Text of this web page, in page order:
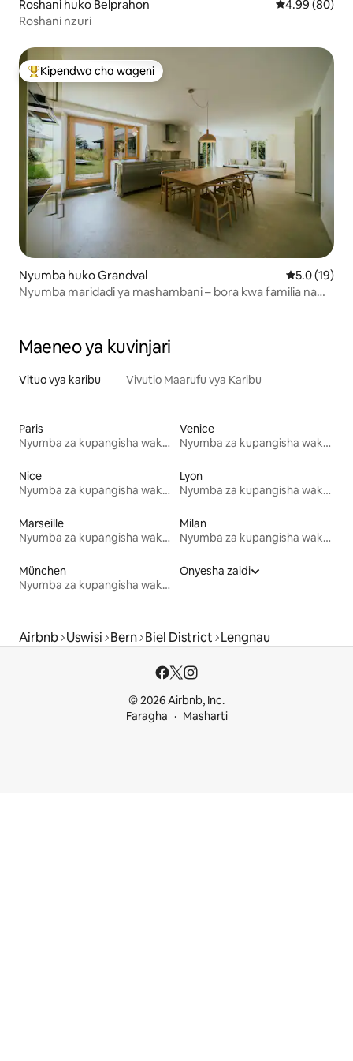
Roshani huko Belprahon Ukadiriaji wa
4.99 (80)
Roshani nzuri
Kipendwa maarufu cha wageni
Kipendwa cha wageni
Nyumba huko Grandval Ukadiriaji
5.0 (19)
Nyumba maridadi ya mashambani – bora kwa familia na
Maeneo ya kuvinjari
Vituo vya karibu Vivutio Maarufu vya Karibu
Paris
Nyumba za kupangisha wakati wa likizo
Venice
Nyumba za kupangisha wakati wa likizo
Nice
Nyumba za kupangisha wakati wa likizo
Lyon
Nyumba za kupangisha wakati wa likizo
Marseille
Nyumba za kupangisha wakati wa likizo
Milan
Nyumba za kupangisha wakati wa likizo
München
Nyumba za kupangisha wakati wa likizo
Onyesha zaidi
Airbnb Uswisi Bern Biel District Lengnau
© 2026 Airbnb, Inc.
Faragha
Masharti